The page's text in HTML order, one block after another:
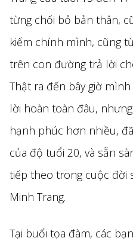
từng chối bỏ bản thân,
kiếm chính mình, cũng
trên con đường trả lời
Thật ra đến bây giờ
lời hoàn toàn đâu,
hạnh phúc hơn nhiều,
của độ tuổi 20, và sẵn
tiếp theo trong cuộc đời
Minh Trang.
Tại buổi tọa đàm, các